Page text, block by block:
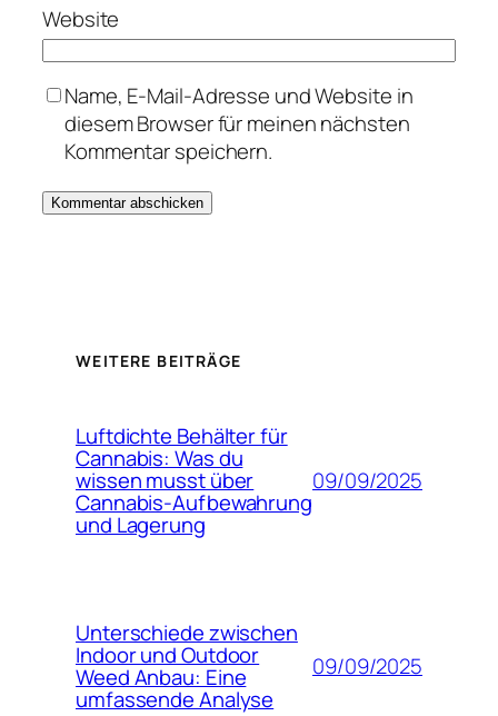
Website
Name, E-Mail-Adresse und Website in
diesem Browser für meinen nächsten
Kommentar speichern.
WEITERE BEITRÄGE
Luftdichte Behälter für
Cannabis: Was du
wissen musst über
Cannabis-Aufbewahrung
und Lagerung
09/09/2025
Unterschiede zwischen
Indoor und Outdoor
Weed Anbau: Eine
umfassende Analyse
09/09/2025